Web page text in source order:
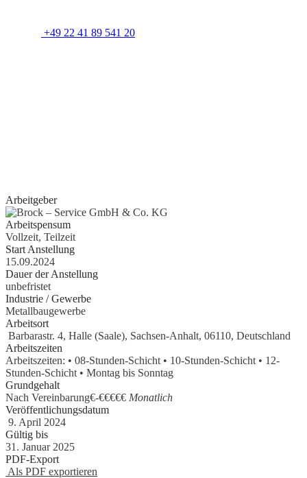
+49 22 41 89 541 20
Arbeitgeber
Arbeitspensum
Vollzeit, Teilzeit
Start Anstellung
15.09.2024
Dauer der Anstellung
unbefristet
Industrie / Gewerbe
Metallbaugewerbe
Arbeitsort
Bar­ba­rastr. 4, Halle (Saale), Sachsen-Anhalt, 06110, Deutschland
Arbeitszeiten
Arbeitszeiten: • 08-Stunden-Schicht • 10-Stunden-Schicht • 12-
Stunden-Schicht • Montag bis Sonntag
Grundgehalt
Nach Vereinbarung€-€€€€€ Monatlich
Veröffentlichungsdatum
9. April 2024
Gültig bis
31. Januar 2025
PDF-Export
Als PDF exportieren